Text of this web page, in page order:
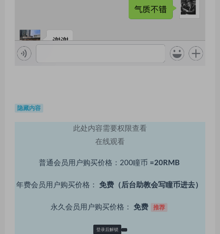
隐藏内容
此处内容需要权限查看
在线观看
普通会员用户购买价格：200瞳币 =20RMB
年费会员用户购买价格： 免费（后台助教会写瞳币进去）
永久会员用户购买价格： 免费 推荐
登录后解锁